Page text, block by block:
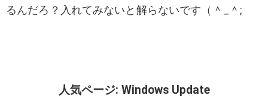
るんだろ？入れてみないと解らないです（＾_＾;
人気ページ: Windows Update